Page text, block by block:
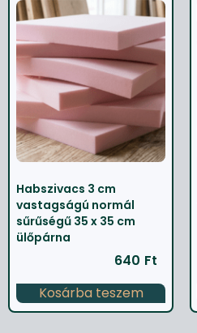
Habszivacs 3 cm
vastagságú normál
sűrűségű 35 x 35 cm
ülőpárna
640 Ft
Kosárba teszem